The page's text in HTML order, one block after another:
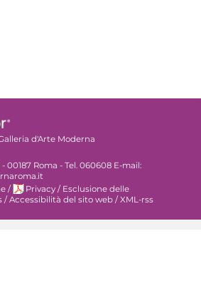
d'Arte Moderna
00187 Roma - Tel. 060608 E-mail:
/ Privacy / Esclusione delle
/Accessibilità del sito web /XML-rss